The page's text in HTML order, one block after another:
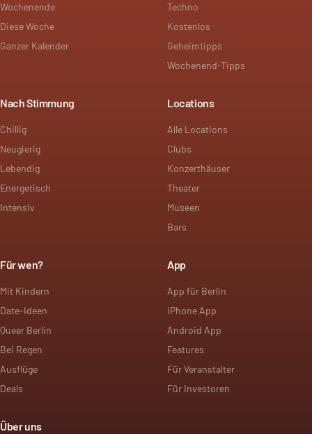
Wochenende
Diese Woche
Ganzer Kalender
Techno
Kostenlos
Geheimtipps
Wochenend-Tipps
Nach Stimmung
Chillig
Neugierig
Lebendig
Energetisch
Intensiv
Locations
Alle Locations
Clubs
Konzerthäuser
Theater
Museen
Bars
Für wen?
Mit Kindern
Date-Ideen
Queer Berlin
Bei Regen
Ausflüge
Deals
App
App für Berlin
iPhone App
Android App
Features
Für Veranstalter
Für Investoren
Über uns